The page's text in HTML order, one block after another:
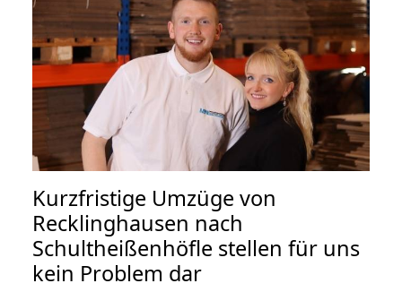
Kurzfristige Umzüge von
Recklinghausen nach
Schultheißenhöfle stellen für uns
kein Problem dar